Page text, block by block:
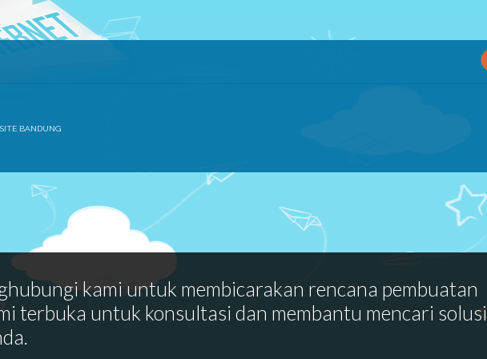
BANDUNG
kami untuk membicarakan rencana pembuatan
terbuka untuk konsultasi dan membantu mencari solusi